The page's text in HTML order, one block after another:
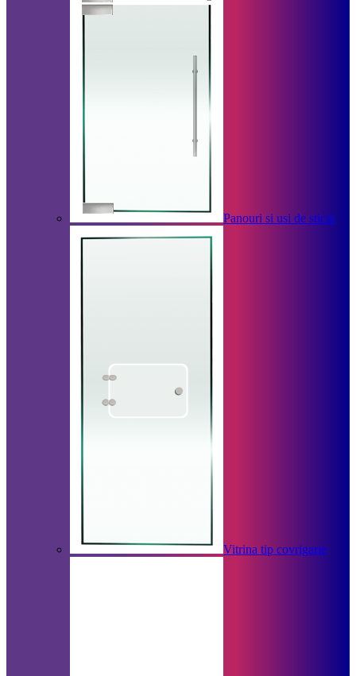
Panouri si usi de sticla
Vitrina tip covrigarie